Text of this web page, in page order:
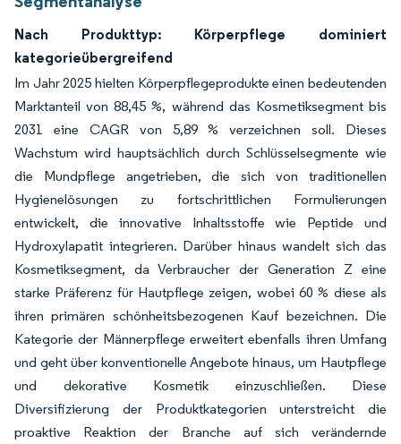
Nach Produkttyp: Körperpflege dominiert
kategorieübergreifend
Im Jahr 2025 hielten Körperpflegeprodukte einen bedeutenden
Marktanteil von 88,45 %, während das Kosmetiksegment bis
2031 eine CAGR von 5,89 % verzeichnen soll. Dieses
Wachstum wird hauptsächlich durch Schlüsselsegmente wie
die Mundpflege angetrieben, die sich von traditionellen
Hygienelösungen zu fortschrittlichen Formulierungen
entwickelt, die innovative Inhaltsstoffe wie Peptide und
Hydroxylapatit integrieren. Darüber hinaus wandelt sich das
Kosmetiksegment, da Verbraucher der Generation Z eine
starke Präferenz für Hautpflege zeigen, wobei 60 % diese als
ihren primären schönheitsbezogenen Kauf bezeichnen. Die
Kategorie der Männerpflege erweitert ebenfalls ihren Umfang
und geht über konventionelle Angebote hinaus, um Hautpflege
und dekorative Kosmetik einzuschließen. Diese
Diversifizierung der Produktkategorien unterstreicht die
proaktive Reaktion der Branche auf sich verändernde